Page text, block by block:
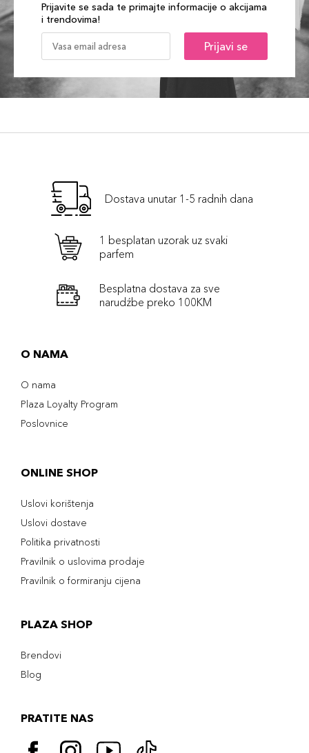
Prijavite se sada te primajte informacije o akcijama
i trendovima!
Prijavi se
Dostava unutar 1-5 radnih dana
1 besplatan uzorak uz svaki
parfem
Besplatna dostava za sve
narudźbe preko 100KM
O NAMA
O nama
Plaza Loyalty Program
Poslovnice
ONLINE SHOP
Uslovi korištenja
Uslovi dostave
Politika privatnosti
Pravilnik o uslovima prodaje
Pravilnik o formiranju cijena
PLAZA SHOP
Brendovi
Blog
PRATITE NAS